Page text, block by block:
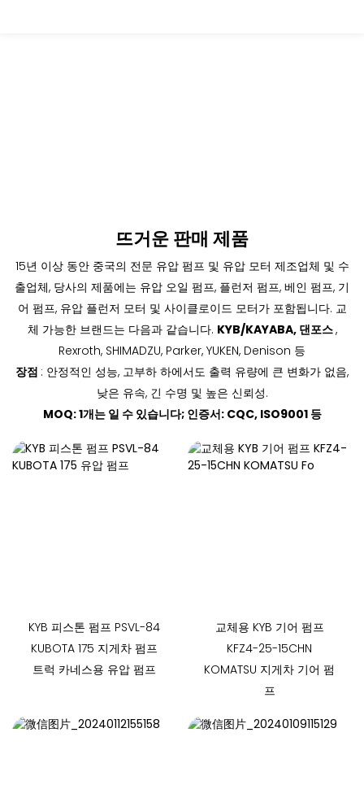
뜨거운 판매 제품
15년 이상 동안 중국의 전문 유압 펌프 및 유압 모터 제조업체 및 수
출업체, 당사의 제품에는 유압 오일 펌프, 플런저 펌프, 베인 펌프, 기
어 펌프, 유압 플런저 모터 및 사이클로이드 모터가 포함됩니다. 교
체 가능한 브랜드는 다음과 같습니다. KYB/KAYABA, 댄포스,
Rexroth, SHIMADZU, Parker, YUKEN, Denison 등
장점 : 안정적인 성능, 고부하 하에서도 출력 유량에 큰 변화가 없음,
낮은 유속, 긴 수명 및 높은 신뢰성.
MOQ: 1개는 일 수 있습니다; 인증서: CQC, ISO9001 등
KYB 피스톤 펌프 PSVL-84
KUBOTA 175 지게차 펌프
트럭 카네스용 유압 펌프
교체용 KYB 기어 펌프
KFZ4-25-15CHN
KOMATSU 지게차 기어 펌
프